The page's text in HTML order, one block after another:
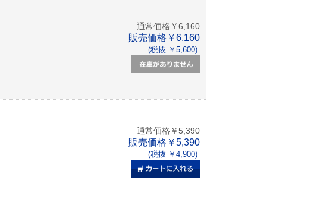
通常価格￥6,160
販売価格￥6,160
(税抜 ￥5,600)
通常価格￥5,390
販売価格￥5,390
(税抜 ￥4,900)